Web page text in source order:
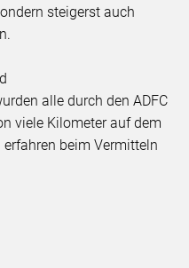
steigerst auch
alle durch den ADFC
viele Kilometer auf dem
beim Vermitteln